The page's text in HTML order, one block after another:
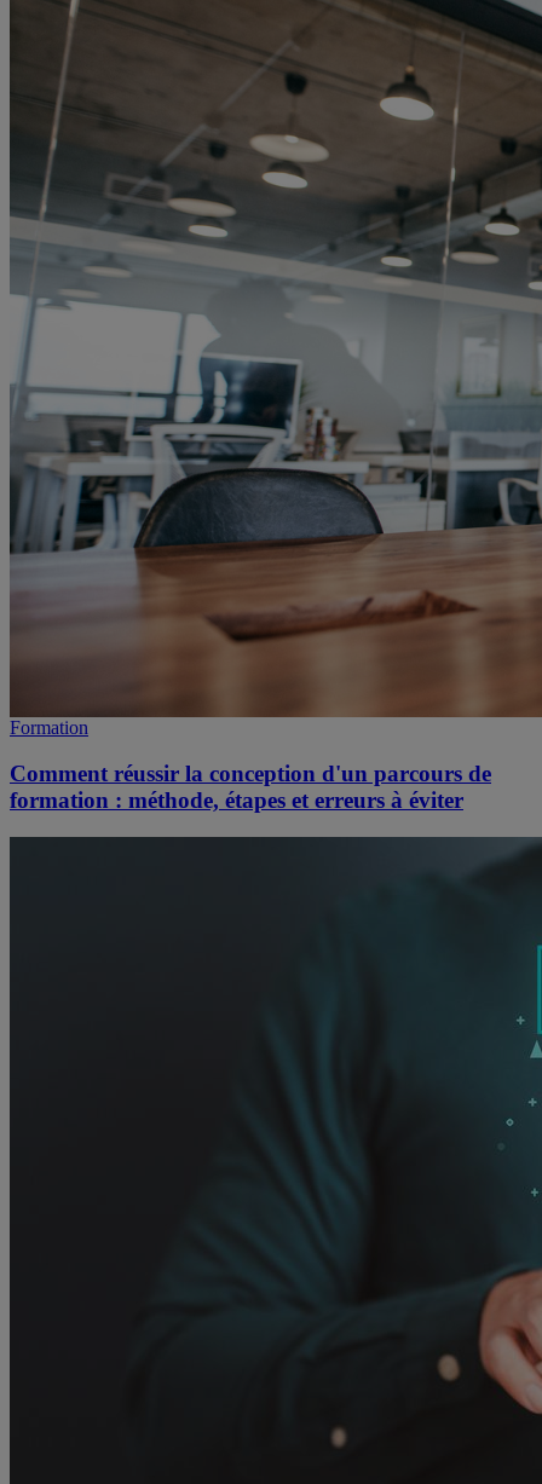
Formation
Comment réussir la conception d'un parcours de
formation : méthode, étapes et erreurs à éviter